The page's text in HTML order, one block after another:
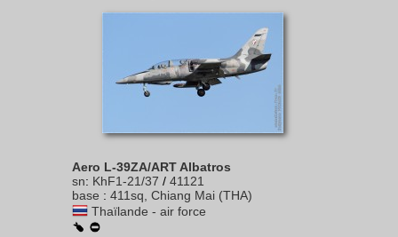
Aero L-39ZA/ART Albatros
sn: KhF1-21/37 / 41121
base : 411sq, Chiang Mai (THA)
Thaïlande - air force